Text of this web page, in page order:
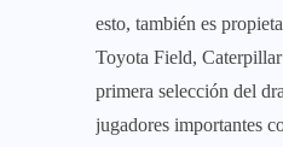
esto, también es
Toyota Field,
primera selección del
jugadores importantes